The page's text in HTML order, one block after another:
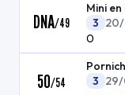
DNA/49
Mini
3
0
50/54
3